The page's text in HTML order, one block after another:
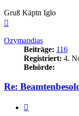
Gruß Käptn Iglo
Ozymandias
Beiträge: 116
Registriert: 4.
Behörde:
Re: